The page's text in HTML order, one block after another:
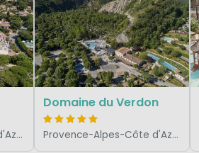
Provence-Alpes-Côte d'Azur, Frankrijk
Domaine du Verdon
Provence-Alpes-Côte d'Azur, Frankrijk